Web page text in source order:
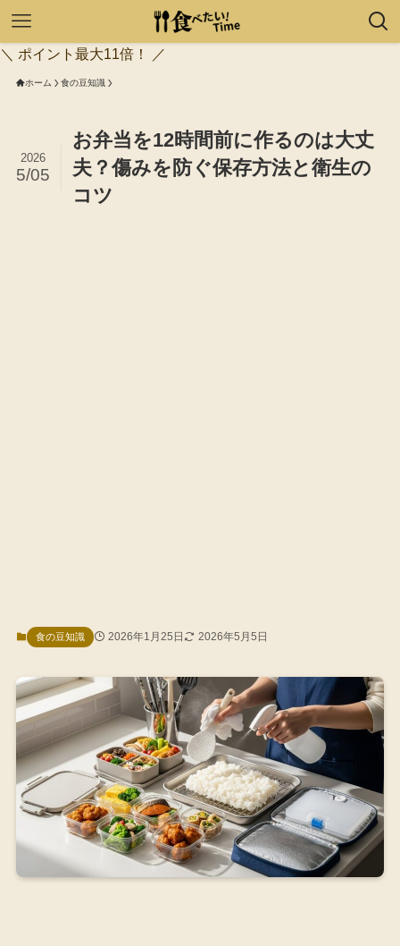
＼ ポイント最大11倍！ ／
ホーム 食の豆知識
お弁当を12時間前に作るのは大丈
夫？傷みを防ぐ保存方法と衛生の
コツ
2026
5/05
食の豆知識 2026年1月25日 2026年5月5日